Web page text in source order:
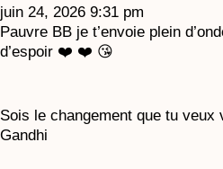
juin 24, 2026 9:31 pm
Pauvre BB je t’envoie plein
d’espoir ❤️ ❤️ 😘
Sois le changement que tu veux
Gandhi